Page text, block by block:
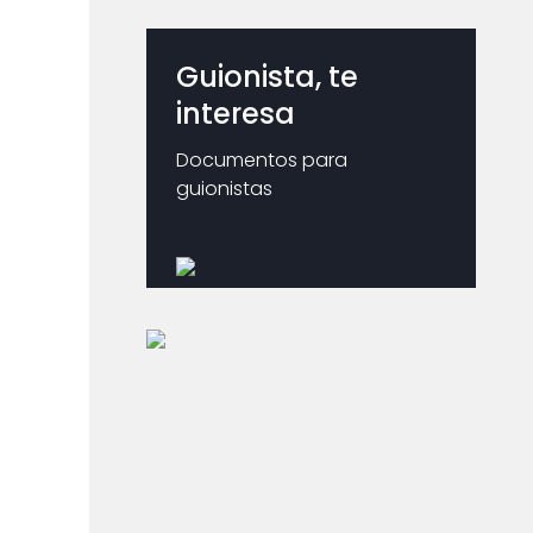
Guionista, te
interesa
Documentos para
guionistas